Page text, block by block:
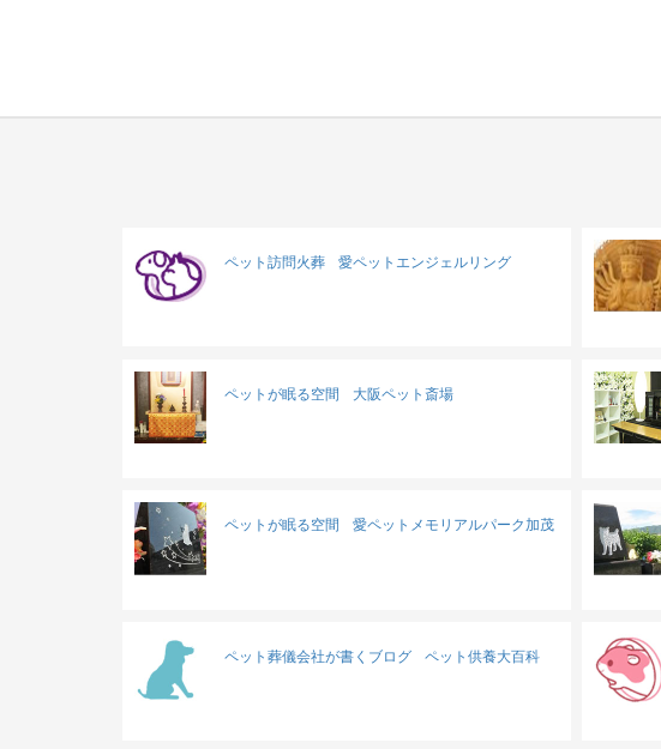
ペット訪問火葬 愛ペットエンジェルリング
ペットが眠る空間 大阪ペット斎場
ペットが眠る空間 愛ペットメモリアルパーク加茂
ペット葬儀会社が書くブログ ペット供養大百科